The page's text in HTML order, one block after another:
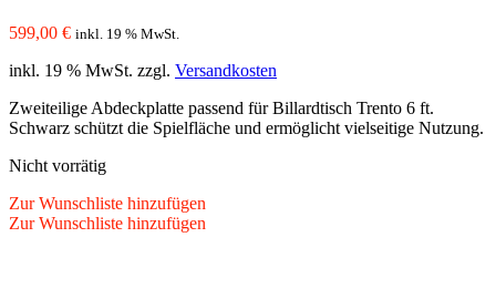
599,00 € inkl. 19 % MwSt.
inkl. 19 % MwSt. zzgl. Versandkosten
Zweiteilige Abdeckplatte passend für Billardtisch Trento 6 ft.
Schwarz schützt die Spielfläche und ermöglicht vielseitige Nutzung.
Nicht vorrätig
Zur Wunschliste hinzufügen
Zur Wunschliste hinzufügen